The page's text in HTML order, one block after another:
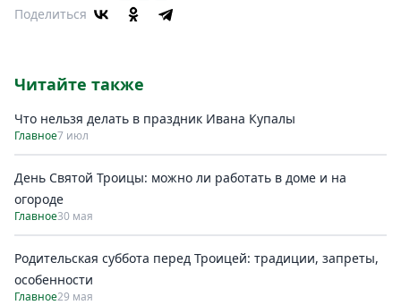
Поделиться
Читайте также
Что нельзя делать в праздник Ивана Купалы
Главное7 июл
День Святой Троицы: можно ли работать в доме и на
огороде
Главное30 мая
Родительская суббота перед Троицей: традиции, запреты,
особенности
Главное29 мая